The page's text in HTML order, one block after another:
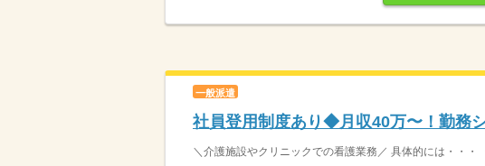
一般派遣
社員登用制度あり◆月収40万〜！勤務
＼介護施設やクリニックでの看護業務／ 具体的には・・